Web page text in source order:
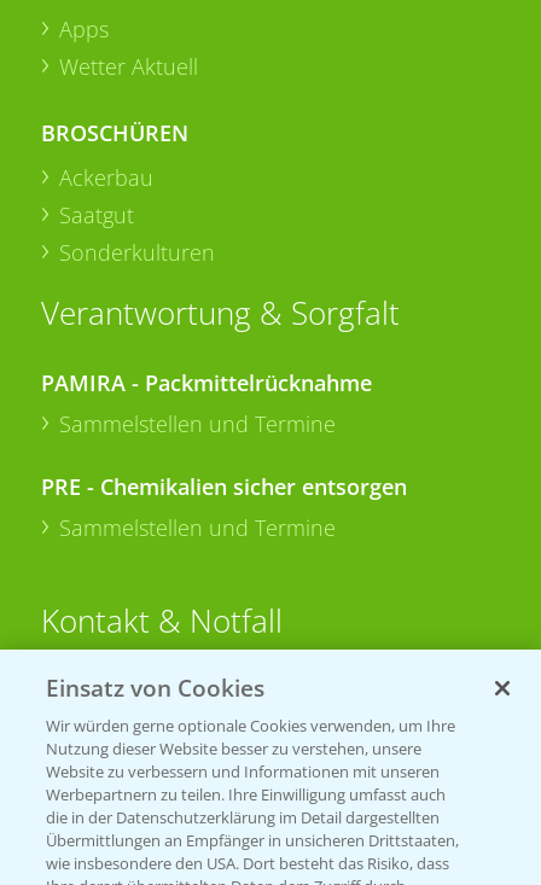
Apps
Wetter Aktuell
BROSCHÜREN
Ackerbau
Saatgut
Sonderkulturen
Verantwortung & Sorgfalt
PAMIRA - Packmittelrücknahme
Sammelstellen und Termine
PRE - Chemikalien sicher entsorgen
Sammelstellen und Termine
Kontakt & Notfall
Beratung auf WhatsApp
T.+49 (0)174 346 564 1
KONTAKT
Hilfe in Notfällen
Einsatz von Cookies
Wir würden gerne optionale Cookies verwenden, um Ihre
Nutzung dieser Website besser zu verstehen, unsere
Website zu verbessern und Informationen mit unseren
Werbepartnern zu teilen. Ihre Einwilligung umfasst auch
die in der Datenschutzerklärung im Detail dargestellten
Übermittlungen an Empfänger in unsicheren Drittstaaten,
wie insbesondere den USA. Dort besteht das Risiko, dass